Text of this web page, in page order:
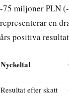
-75 miljoner PLN
representerar en
års positiva
Nyckeltal
Resultat efter skatt